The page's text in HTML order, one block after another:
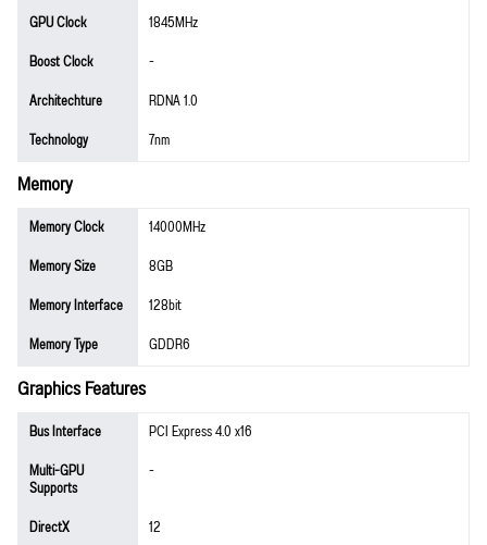
GPU Clock
1845MHz
Boost Clock
-
Architechture
RDNA 1.0
Technology
7nm
Memory
Memory Clock
14000MHz
Memory Size
8GB
Memory Interface
128bit
Memory Type
GDDR6
Graphics Features
Bus Interface
PCI Express 4.0 x16
Multi-GPU
Supports
-
DirectX
12